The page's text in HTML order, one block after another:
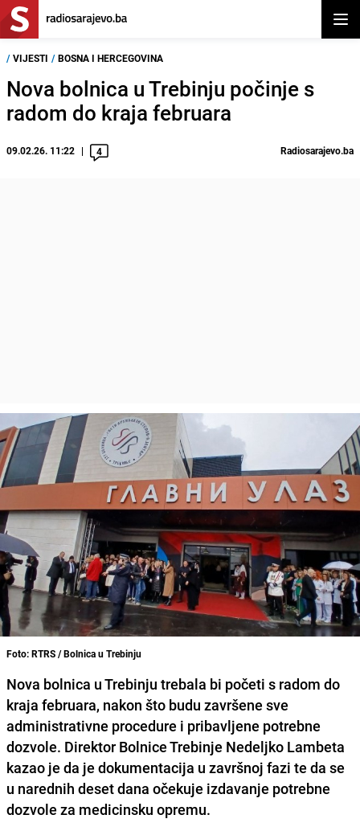
/ VIJESTI / BOSNA I HERCEGOVINA
Nova bolnica u Trebinju počinje s
radom do kraja februara
09.02.26. 11:22 4 Radiosarajevo.ba
Foto: RTRS / Bolnica u Trebinju
Nova bolnica u Trebinju trebala bi početi s radom do
kraja februara, nakon što budu završene sve
administrativne procedure i pribavljene potrebne
dozvole. Direktor Bolnice Trebinje Nedeljko Lambeta
kazao je da je dokumentacija u završnoj fazi te da se
u narednih deset dana očekuje izdavanje potrebne
dozvole za medicinsku opremu.